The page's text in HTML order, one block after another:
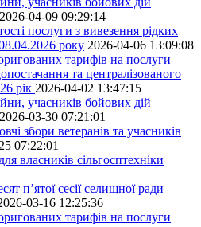
2026-04-09 09:29:14
послуги з вивезення рідких
року 2026-04-06 13:09:08
тарифів на послуги
та централізованого
рік 2026-04-02 13:47:15
учасників бойових дій
2026-03-30 07:21:01
збори ветеранів та учасників
07:22:01
власників сільгосптехніки
п’ятої сесії селищної ради
03-16 12:25:36
тарифів на послуги